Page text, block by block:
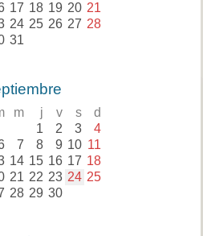
17 18 19 20 21
24 25 26 27 28
31
m j v s d
1 2 3 4
7 8 9 10 11
14 15 16 17 18
21 22 23 24 25
28 29 30